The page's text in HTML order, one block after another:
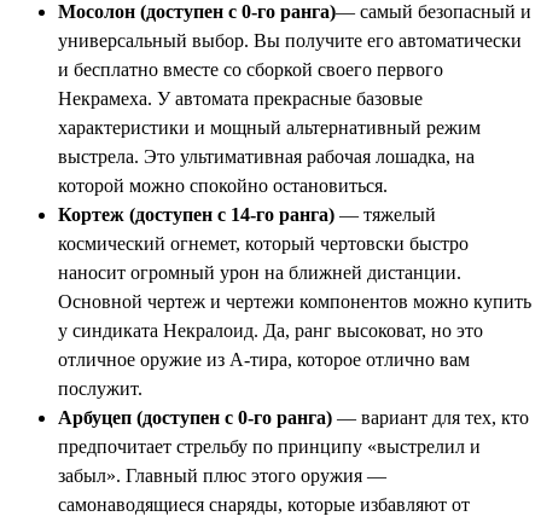
Мосолон (доступен с 0-го ранга)— самый безопасный и
универсальный выбор. Вы получите его автоматически
и бесплатно вместе со сборкой своего первого
Некрамеха. У автомата прекрасные базовые
характеристики и мощный альтернативный режим
выстрела. Это ультимативная рабочая лошадка, на
которой можно спокойно остановиться.
Кортеж (доступен с 14-го ранга) — тяжелый
космический огнемет, который чертовски быстро
наносит огромный урон на ближней дистанции.
Основной чертеж и чертежи компонентов можно купить
у синдиката Некралоид. Да, ранг высоковат, но это
отличное оружие из А-тира, которое отлично вам
послужит.
Арбуцеп (доступен с 0-го ранга) — вариант для тех, кто
предпочитает стрельбу по принципу «выстрелил и
забыл». Главный плюс этого оружия —
самонаводящиеся снаряды, которые избавляют от